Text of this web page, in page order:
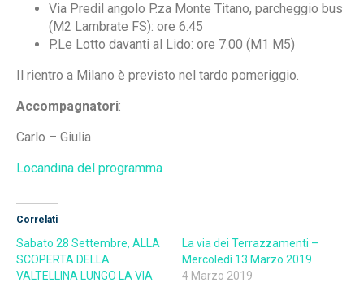
Via Predil angolo P.za Monte Titano, parcheggio bus
(M2 Lambrate FS): ore 6.45
P.Le Lotto davanti al Lido: ore 7.00 (M1 M5)
Il rientro a Milano è previsto nel tardo pomeriggio.
Accompagnatori:
Carlo – Giulia
Locandina del programma
Correlati
Sabato 28 Settembre, ALLA
SCOPERTA DELLA
VALTELLINA LUNGO LA VIA
La via dei Terrazzamenti –
Mercoledì 13 Marzo 2019
4 Marzo 2019